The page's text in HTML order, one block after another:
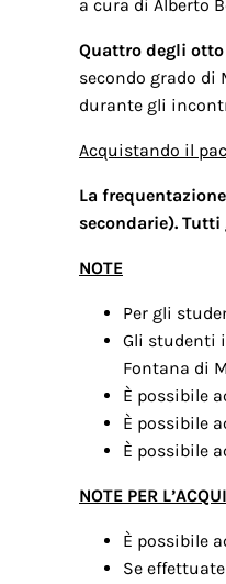
a cura di Alberto
Quattro degli
secondo grado
durante gli
Acquistando il
La
secondarie).
NOTE
Per gli
Gli studenti
Fontana di
È possibile
È possibile
È possibile
NOTE PER
È possibile
Se